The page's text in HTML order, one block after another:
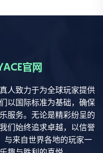
人致力于为全球玩家提供
以国际标准为基础，确保
服务。无论是精彩纷呈的
们始终追求卓越，以信誉
与来自世界各地的玩家一